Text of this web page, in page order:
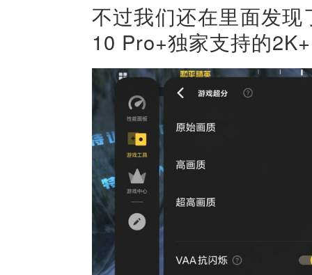
不过我们还在里面发
10 Pro+独家支持的